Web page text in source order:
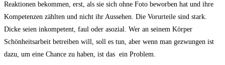
Reaktionen bekommen, erst, als sie sich ohne Foto beworben hat und ihre
Kompetenzen zählten und nicht ihr Aussehen. Die Vorurteile sind stark.
Dicke seien inkompetent, faul oder asozial. Wer an seinem Körper
Schönheitsarbeit betreiben will, soll es tun, aber wenn man gezwungen ist
dazu, um eine Chance zu haben, ist das ein Problem.